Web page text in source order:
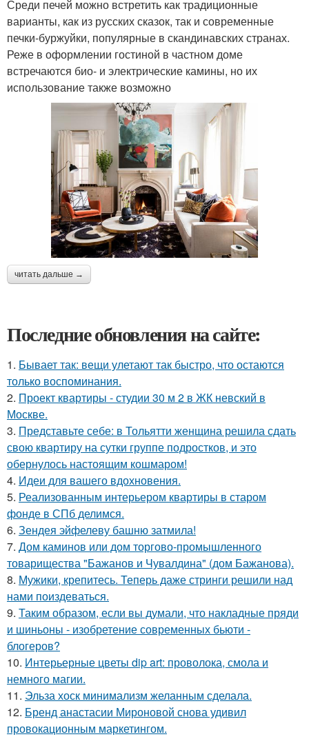
Среди печей можно встретить как традиционные
варианты, как из русских сказок, так и современные
печки-буржуйки, популярные в скандинавских странах.
Реже в оформлении гостиной в частном доме
встречаются био- и электрические камины, но их
использование также возможно
читать дальше →
Последние обновления на сайте:
1. Бывает так: вещи улетают так быстро, что остаются
только воспоминания.
2. Проект квартиры - студии 30 м 2 в ЖК невский в
Москве.
3. Представьте себе: в Тольятти женщина решила сдать
свою квартиру на сутки группе подростков, и это
обернулось настоящим кошмаром!
4. Идеи для вашего вдохновения.
5. Реализованным интерьером квартиры в старом
фонде в СПб делимся.
6. Зендея эйфелеву башню затмила!
7. Дом каминов или дом торгово-промышленного
товарищества "Бажанов и Чувалдина" (дом Бажанова).
8. Мужики, крепитесь. Теперь даже стринги решили над
нами поиздеваться.
9. Таким образом, если вы думали, что накладные пряди
и шиньоны - изобретение современных бьюти -
блогеров?
10. Интерьерные цветы dip art: проволока, смола и
немного магии.
11. Эльза хоск минимализм желанным сделала.
12. Бренд анастасии Мироновой снова удивил
провокационным маркетингом.